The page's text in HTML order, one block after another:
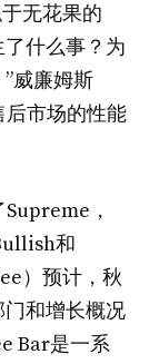
无花果的
什么事？为
威廉姆斯
后市场的性能
，
和
）预计，秋
和增长概况
Bar是一系